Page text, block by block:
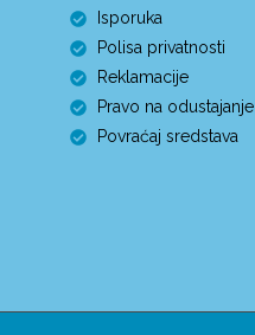
Isporuka
Polisa privatnosti
Reklamacije
Pravo na odustajanje
Povraćaj sredstava